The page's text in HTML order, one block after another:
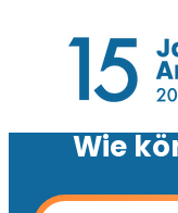
Wie